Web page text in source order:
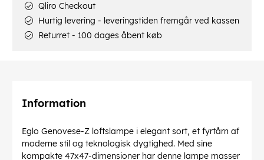
Qliro Checkout
Hurtig levering - leveringstiden fremgår ved kassen
Returret - 100 dages åbent køb
Information
Eglo Genovese-Z loftslampe i elegant sort, et fyrtårn af
moderne stil og teknologisk dygtighed. Med sine
kompakte 47x47-dimensioner har denne lampe masser